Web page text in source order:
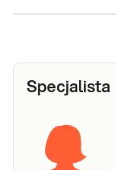
Specjalista